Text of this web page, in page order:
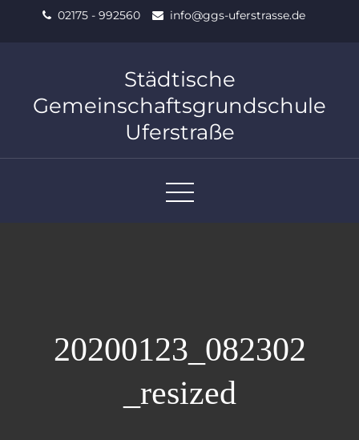
02175 - 992560 info@ggs-uferstrasse.de
Städtische
Gemeinschaftsgrundschule
Uferstraße
20200123_082302
_resized